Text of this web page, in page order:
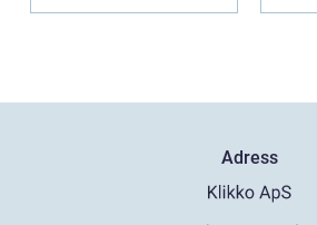
Adress